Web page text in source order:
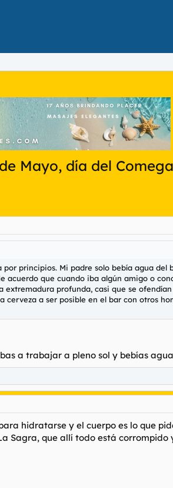
Mayo, día del
principios. Mi padre solo bebía agua
acuerdo que cuando iba algún amigo o
profunda, casi que se
cerveza a ser posible en el bar con otros
a trabajar a pleno sol y bebías
hidratarse y el cuerpo es lo que
Sagra, que allí todo está corrompido